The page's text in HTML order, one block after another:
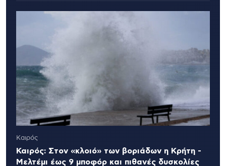
Καιρός
Καιρός: Στον «κλοιό» των βοριάδων η Κρήτη -
Μελτέμι έως 9 μποφόρ και πιθανές δυσκολίες